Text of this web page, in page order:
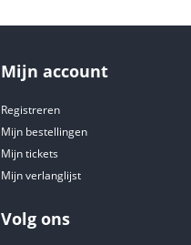
Mijn account
Registreren
Mijn bestellingen
Mijn tickets
Mijn verlanglijst
Volg ons